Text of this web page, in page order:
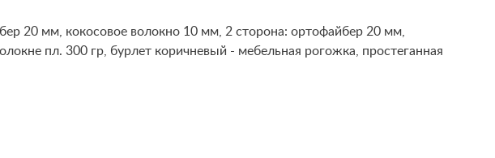
20 мм, кокосовое волокно 10 мм, 2 сторона: ортофайбер 20 мм,
пл. 300 гр, бурлет коричневый - мебельная рогожка, простеганная